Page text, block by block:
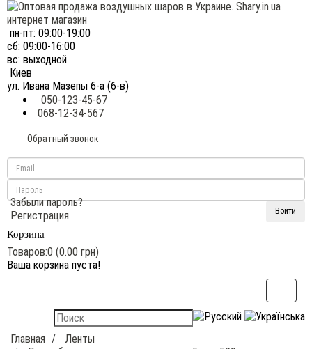
пн-пт: 09:00-19:00
сб: 09:00-16:00
вс: выходной
Киев
ул. Ивана Мазепы 6-а (6-в)
050-123-45-67
068-12-34-567
Обратный звонок
Забыли пароль?
Регистрация
Корзина
Товаров:0 (0.00 грн)
Ваша корзина пуста!
Главная
Ленты